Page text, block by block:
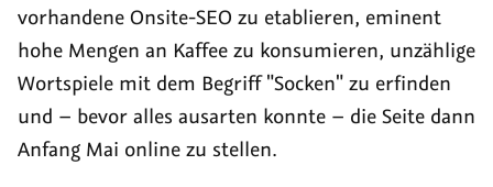
vorhandene Onsite-SEO zu etablieren, eminent
hohe Mengen an Kaffee zu konsumieren, unzählige
Wortspiele mit dem Begriff "Socken" zu erfinden
und – bevor alles ausarten konnte – die Seite dann
Anfang Mai online zu stellen.